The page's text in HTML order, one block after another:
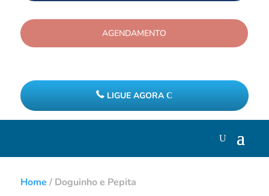
AGENDAMENTO
LIGUE AGORA
Home / Doguinho e Pepita